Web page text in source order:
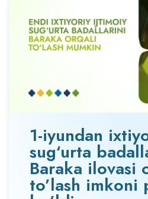
1-iyundan
sug‘urta
Baraka ilovasi
to’lash imkoni